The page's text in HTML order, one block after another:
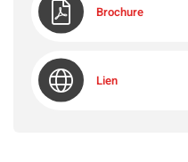
Brochure
Lien